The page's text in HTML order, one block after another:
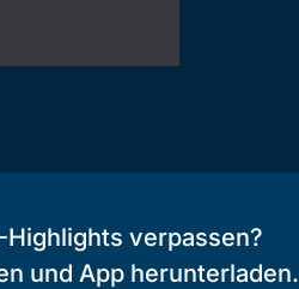
Highlights verpassen?
und App herunterladen.